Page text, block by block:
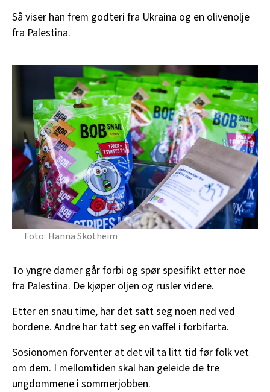
Så viser han frem godteri fra Ukraina og en olivenolje
fra Palestina.
Hanna Skotheim
To yngre damer går forbi og spør spesifikt etter noe
fra Palestina. De kjøper oljen og rusler videre.
Etter en snau time, har det satt seg noen ned ved
bordene. Andre har tatt seg en vaffel i forbifarta.
Sosionomen forventer at det vil ta litt tid før folk vet
om dem. I mellomtiden skal han geleide de tre
ungdommene i sommerjobben.